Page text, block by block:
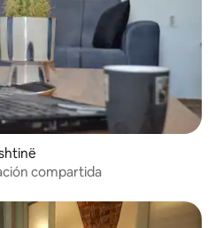
compartida